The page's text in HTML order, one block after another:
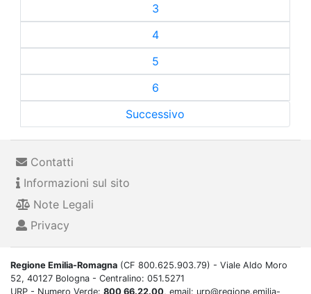
3
4
5
6
Successivo
Contatti
Informazioni sul sito
Note Legali
Privacy
Regione Emilia-Romagna (CF 800.625.903.79) - Viale Aldo Moro
52, 40127 Bologna - Centralino: 051.5271
URP - Numero Verde: 800 66.22.00, email: urp@regione.emilia-